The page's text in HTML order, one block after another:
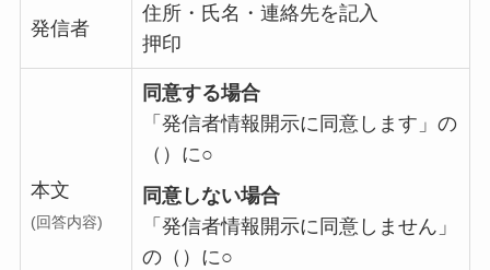
発信者
住所・氏名・連絡先を記入
押印
本文
(回答内容)
同意する場合
「発信者情報開示に同意します」の
（）に○
同意しない場合
「発信者情報開示に同意しません」
の（）に○